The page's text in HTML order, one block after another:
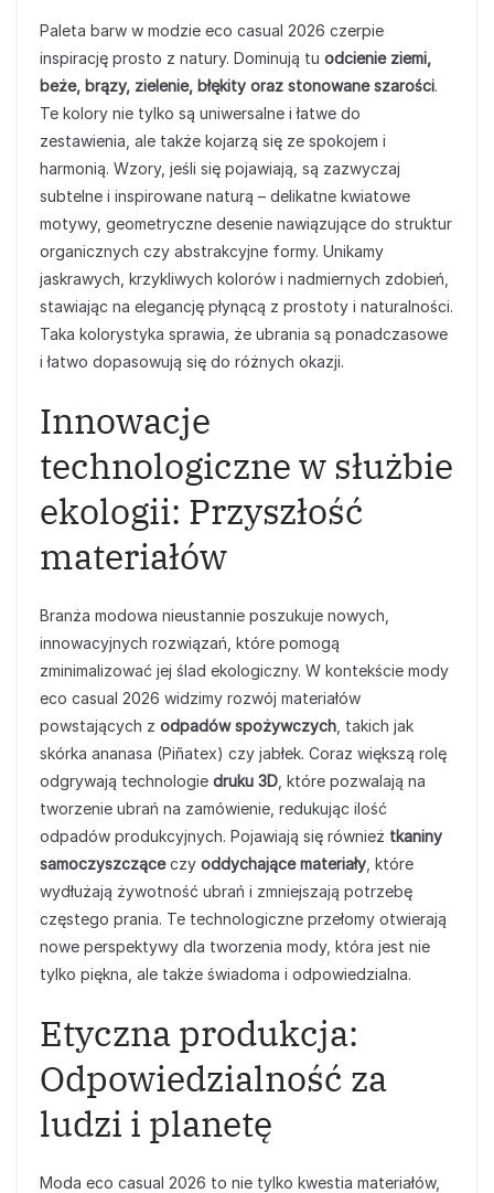
Paleta barw w modzie eco casual 2026 czerpie
inspirację prosto z natury. Dominują tu odcienie ziemi,
beże, brązy, zielenie, błękity oraz stonowane szarości.
Te kolory nie tylko są uniwersalne i łatwe do
zestawienia, ale także kojarzą się ze spokojem i
harmonią. Wzory, jeśli się pojawiają, są zazwyczaj
subtelne i inspirowane naturą – delikatne kwiatowe
motywy, geometryczne desenie nawiązujące do struktur
organicznych czy abstrakcyjne formy. Unikamy
jaskrawych, krzykliwych kolorów i nadmiernych zdobień,
stawiając na elegancję płynącą z prostoty i naturalności.
Taka kolorystyka sprawia, że ubrania są ponadczasowe
i łatwo dopasowują się do różnych okazji.
Innowacje
technologiczne w służbie
ekologii: Przyszłość
materiałów
Branża modowa nieustannie poszukuje nowych,
innowacyjnych rozwiązań, które pomogą
zminimalizować jej ślad ekologiczny. W kontekście mody
eco casual 2026 widzimy rozwój materiałów
powstających z odpadów spożywczych , takich jak
skórka ananasa (Piñatex) czy jabłek. Coraz większą rolę
odgrywają technologie druku 3D , które pozwalają na
tworzenie ubrań na zamówienie, redukując ilość
odpadów produkcyjnych. Pojawiają się również tkaniny
samoczyszcząceczy oddychające materiały , które
wydłużają żywotność ubrań i zmniejszają potrzebę
częstego prania. Te technologiczne przełomy otwierają
nowe perspektywy dla tworzenia mody, która jest nie
tylko piękna, ale także świadoma i odpowiedzialna.
Etyczna produkcja:
Odpowiedzialność za
ludzi i planetę
Moda eco casual 2026 to nie tylko kwestia materiałów,